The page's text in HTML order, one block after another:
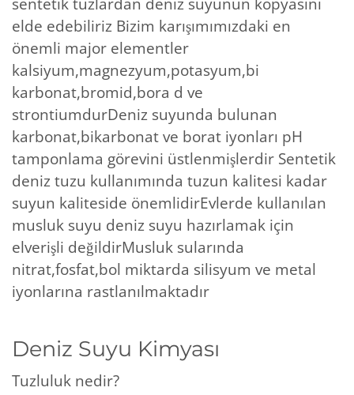
elde edebiliriz Bizim karışımımızdaki en
önemli major elementler
kalsiyum,magnezyum,potasyum,bi
karbonat,bromid,bora d ve
strontiumdurDeniz suyunda bulunan
karbonat,bikarbonat ve borat iyonları pH
tamponlama görevini üstlenmişlerdir Sentetik
deniz tuzu kullanımında tuzun kalitesi kadar
suyun kaliteside önemlidirEvlerde kullanılan
musluk suyu deniz suyu hazırlamak için
elverişli değildirMusluk sularında
nitrat,fosfat,bol miktarda silisyum ve metal
iyonlarına rastlanılmaktadır
Deniz Suyu Kimyası
Tuzluluk nedir?